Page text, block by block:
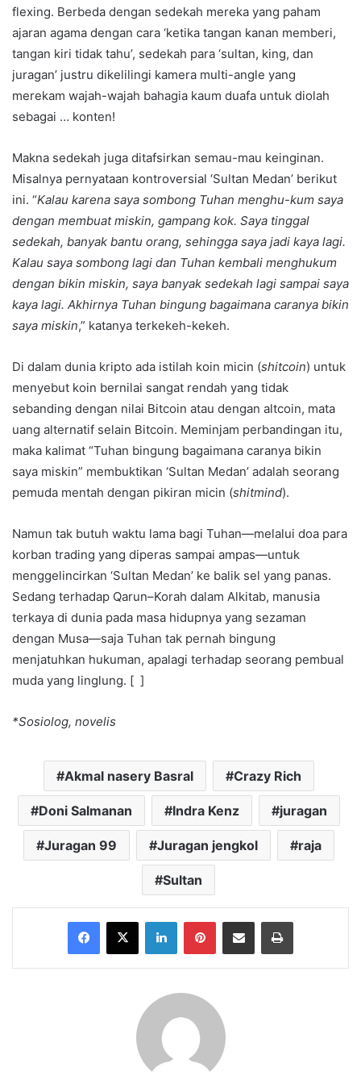
flexing. Berbeda dengan sedekah mereka yang paham
ajaran agama dengan cara ‘ketika tangan kanan memberi,
tangan kiri tidak tahu’, sedekah para ‘sultan, king, dan
juragan’ justru dikelilingi kamera multi-angle yang
merekam wajah-wajah bahagia kaum duafa untuk diolah
sebagai … konten!
Makna sedekah juga ditafsirkan semau-mau keinginan.
Misalnya pernyataan kontroversial ‘Sultan Medan’ berikut
ini. “Kalau karena saya sombong Tuhan menghu-kum saya
dengan membuat miskin, gampang kok. Saya tinggal
sedekah, banyak bantu orang, sehingga saya jadi kaya lagi.
Kalau saya sombong lagi dan Tuhan kembali menghukum
dengan bikin miskin, saya banyak sedekah lagi sampai saya
kaya lagi. Akhirnya Tuhan bingung bagaimana caranya bikin
saya miskin,” katanya terkekeh-kekeh.
Di dalam dunia kripto ada istilah koin micin (shitcoin) untuk
menyebut koin bernilai sangat rendah yang tidak
sebanding dengan nilai Bitcoin atau dengan altcoin, mata
uang alternatif selain Bitcoin. Meminjam perbandingan itu,
maka kalimat “Tuhan bingung bagaimana caranya bikin
saya miskin” membuktikan ‘Sultan Medan’ adalah seorang
pemuda mentah dengan pikiran micin (shitmind).
Namun tak butuh waktu lama bagi Tuhan—melalui doa para
korban trading yang diperas sampai ampas—untuk
menggelincirkan ‘Sultan Medan’ ke balik sel yang panas.
Sedang terhadap Qarun–Korah dalam Alkitab, manusia
terkaya di dunia pada masa hidupnya yang sezaman
dengan Musa—saja Tuhan tak pernah bingung
menjatuhkan hukuman, apalagi terhadap seorang pembual
muda yang linglung. [ ]
*Sosiolog, novelis
Akmal nasery Basral Crazy Rich
Doni Salmanan Indra Kenz juragan
Juragan 99 Juragan jengkol raja
Sultan
Facebook
X LinkedInPinterestShare via Email Print